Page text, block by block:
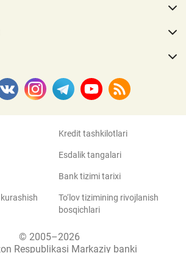
Kredit tashkilotlari
Esdalik tangalari
Bank tizimi tarixi
To‘lov tizimining rivojlanish
bosqichlari
© 2005–2026
Respublikasi Markaziy banki